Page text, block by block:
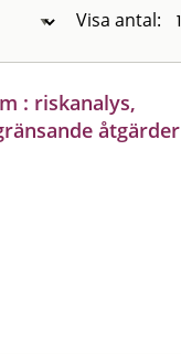
Visa antal:
: riskanalys,
åtgärder